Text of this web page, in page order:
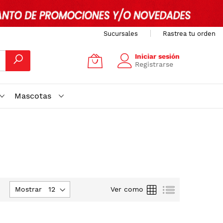
Sucursales Rastrea tu orden
Iniciar sesión
Registrarse
Mascotas
Mostrar Ver como ParrillaLista